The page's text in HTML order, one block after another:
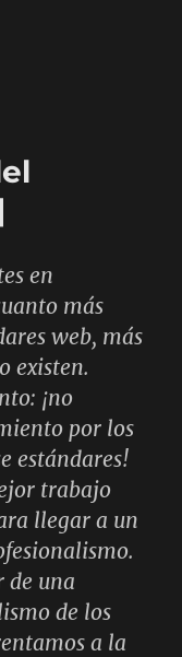
en
más
web, más
existen.
¡no
por los
estándares!
trabajo
llegar a un
de una
de los
a la